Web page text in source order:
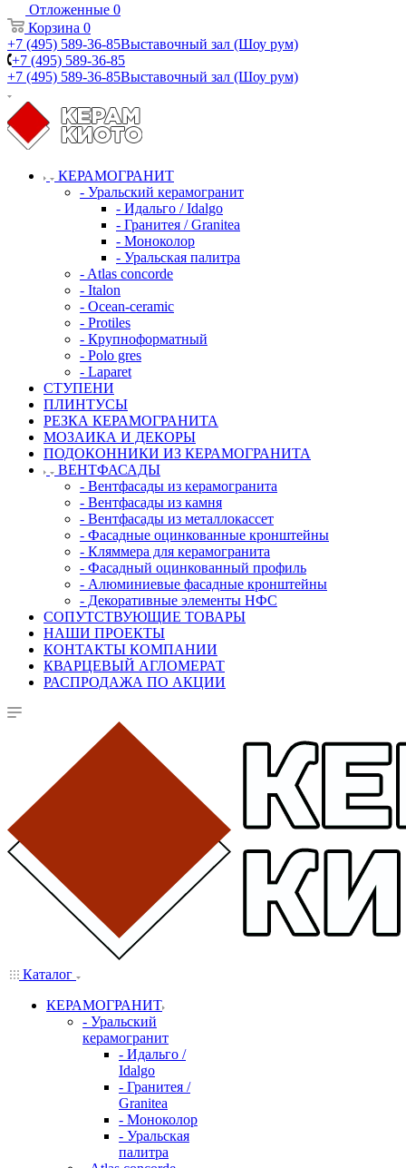
Отложенные 0
Корзина 0
+7 (495) 589-36-85Выставочный зал (Шоу рум)
+7 (495) 589-36-85
+7 (495) 589-36-85Выставочный зал (Шоу рум)
КЕРАМОГРАНИТ
- Уральский керамогранит
- Идальго / Idalgo
- Гранитея / Granitea
- Моноколор
- Уральская палитра
- Atlas concorde
- Italon
- Ocean-ceramic
- Protiles
- Крупноформатный
- Polo gres
- Laparet
СТУПЕНИ
ПЛИНТУСЫ
РЕЗКА КЕРАМОГРАНИТА
МОЗАИКА И ДЕКОРЫ
ПОДОКОННИКИ ИЗ КЕРАМОГРАНИТА
ВЕНТФАСАДЫ
- Вентфасады из керамогранита
- Вентфасады из камня
- Вентфасады из металлокассет
- Фасадные оцинкованные кронштейны
- Кляммера для керамогранита
- Фасадный оцинкованный профиль
- Алюминиевые фасадные кронштейны
- Декоративные элементы НФС
СОПУТСТВУЮЩИЕ ТОВАРЫ
НАШИ ПРОЕКТЫ
КОНТАКТЫ КОМПАНИИ
КВАРЦЕВЫЙ АГЛОМЕРАТ
РАСПРОДАЖА ПО АКЦИИ
Каталог
КЕРАМОГРАНИТ
- Уральский
керамогранит
- Идальго /
Idalgo
- Гранитея /
Granitea
- Моноколор
- Уральская
палитра